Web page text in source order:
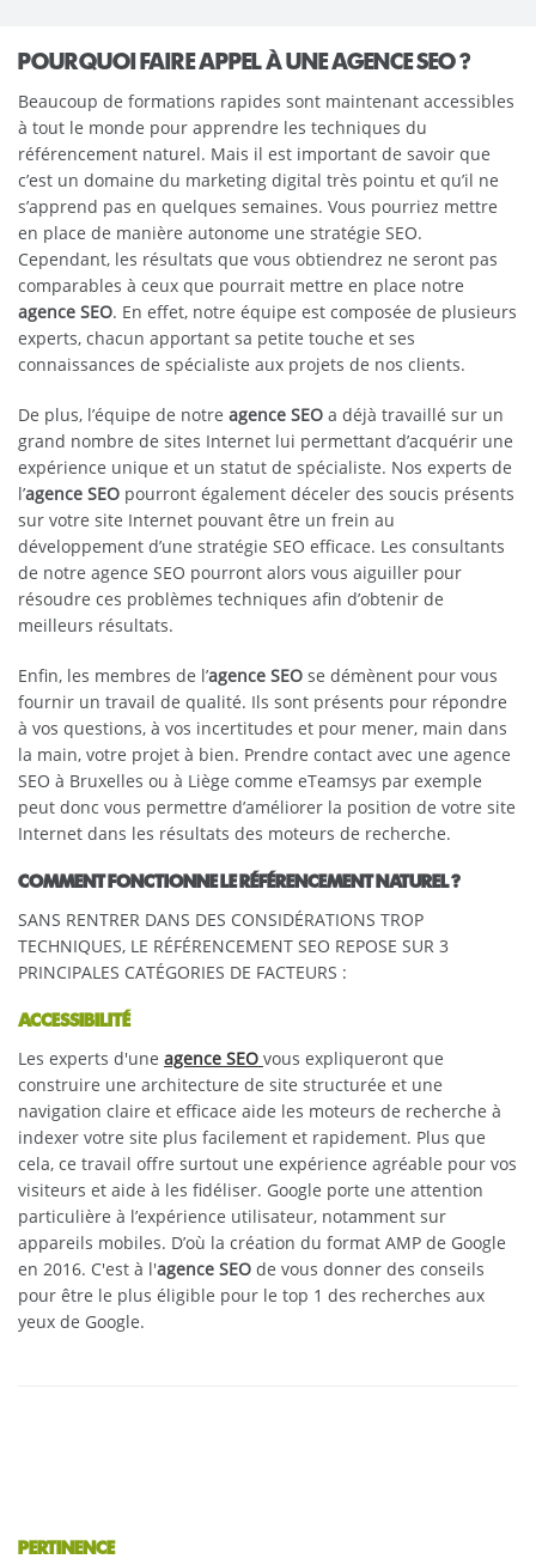
POURQUOI FAIRE APPEL À UNE AGENCE SEO ?
Beaucoup de formations rapides sont maintenant accessibles
à tout le monde pour apprendre les techniques du
référencement naturel. Mais il est important de savoir que
c’est un domaine du marketing digital très pointu et qu’il ne
s’apprend pas en quelques semaines. Vous pourriez mettre
en place de manière autonome une stratégie SEO.
Cependant, les résultats que vous obtiendrez ne seront pas
comparables à ceux que pourrait mettre en place notre
agence SEO. En effet, notre équipe est composée de plusieurs
experts, chacun apportant sa petite touche et ses
connaissances de spécialiste aux projets de nos clients.
De plus, l’équipe de notre agence SEO a déjà travaillé sur un
grand nombre de sites Internet lui permettant d’acquérir une
expérience unique et un statut de spécialiste. Nos experts de
l’agence SEO pourront également déceler des soucis présents
sur votre site Internet pouvant être un frein au
développement d’une stratégie SEO efficace. Les consultants
de notre agence SEO pourront alors vous aiguiller pour
résoudre ces problèmes techniques afin d’obtenir de
meilleurs résultats.
Enfin, les membres de l’agence SEO se démènent pour vous
fournir un travail de qualité. Ils sont présents pour répondre
à vos questions, à vos incertitudes et pour mener, main dans
la main, votre projet à bien. Prendre contact avec une agence
SEO à Bruxelles ou à Liège comme eTeamsys par exemple
peut donc vous permettre d’améliorer la position de votre site
Internet dans les résultats des moteurs de recherche.
COMMENT FONCTIONNE LE RÉFÉRENCEMENT NATUREL ?
SANS RENTRER DANS DES CONSIDÉRATIONS TROP
TECHNIQUES, LE RÉFÉRENCEMENT SEO REPOSE SUR 3
PRINCIPALES CATÉGORIES DE FACTEURS :
ACCESSIBILITÉ
Les experts d'une agence SEO vous expliqueront que
construire une architecture de site structurée et une
navigation claire et efficace aide les moteurs de recherche à
indexer votre site plus facilement et rapidement. Plus que
cela, ce travail offre surtout une expérience agréable pour vos
visiteurs et aide à les fidéliser. Google porte une attention
particulière à l’expérience utilisateur, notamment sur
appareils mobiles. D’où la création du format AMP de Google
en 2016. C'est à l'agence SEO de vous donner des conseils
pour être le plus éligible pour le top 1 des recherches aux
yeux de Google.
PERTINENCE